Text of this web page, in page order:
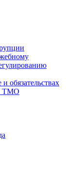
обязательствах
ТМО